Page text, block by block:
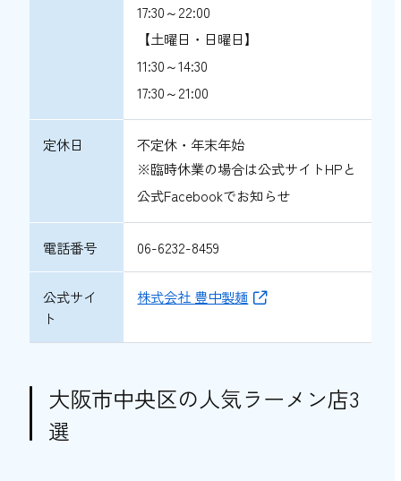
17:30～22:00
【土曜日・日曜日】
11:30～14:30
17:30～21:00
定休日
不定休・年末年始
※臨時休業の場合は公式サイトHPと
公式Facebookでお知らせ
電話番号 06-6232-8459
公式サイ
ト
株式会社 豊中製麺
大阪市中央区の人気ラーメン店3
選